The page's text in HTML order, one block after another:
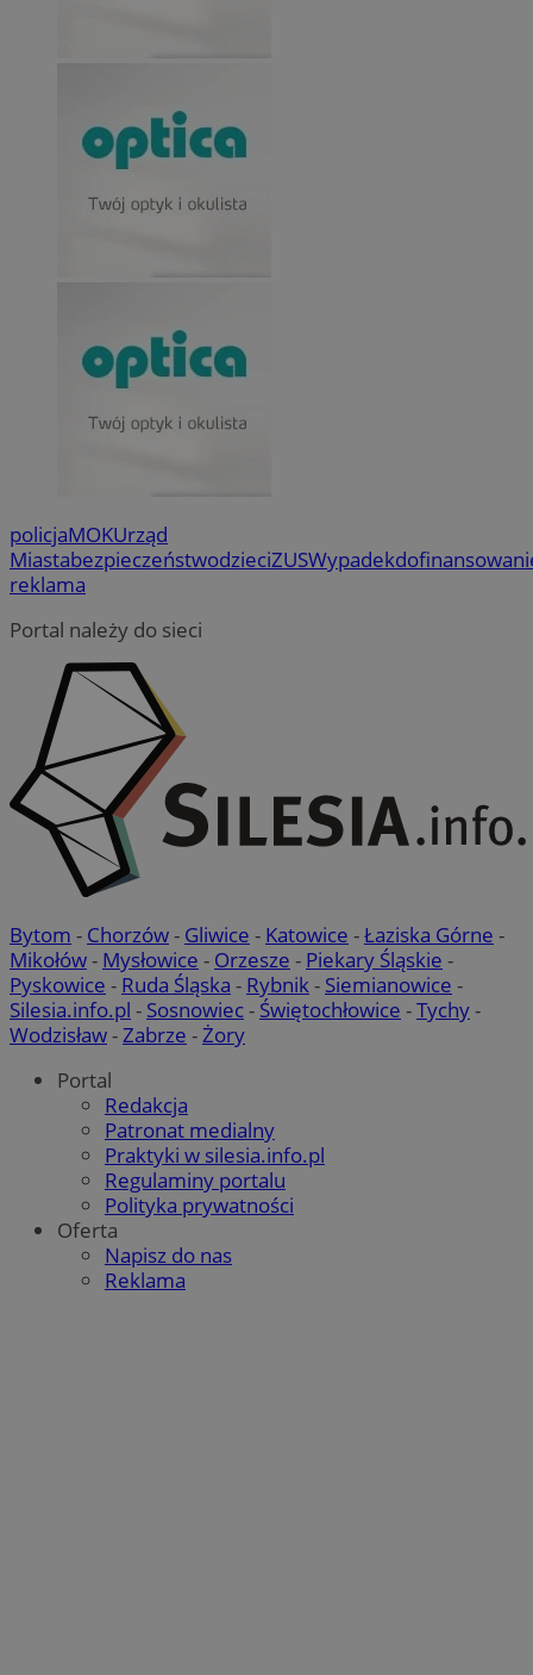
policjaMOKUrząd
MiastabezpieczeństwodzieciZUSWypadek
reklama
Portal należy do sieci
Bytom - Chorzów- Gliwice - Katowice -Łaziska Górne -
Mikołów- Mysłowice - Orzesze - Piekary Śląskie -
Pyskowice - Ruda Śląska - Rybnik- Siemianowice -
Silesia.info.pl - Sosnowiec- Świętochłowice -Tychy-
Wodzisław-Zabrze -Żory
Portal
Redakcja
Patronat medialny
Praktyki w silesia.info.pl
Regulaminy portalu
Polityka prywatności
Oferta
Napisz do nas
Reklama